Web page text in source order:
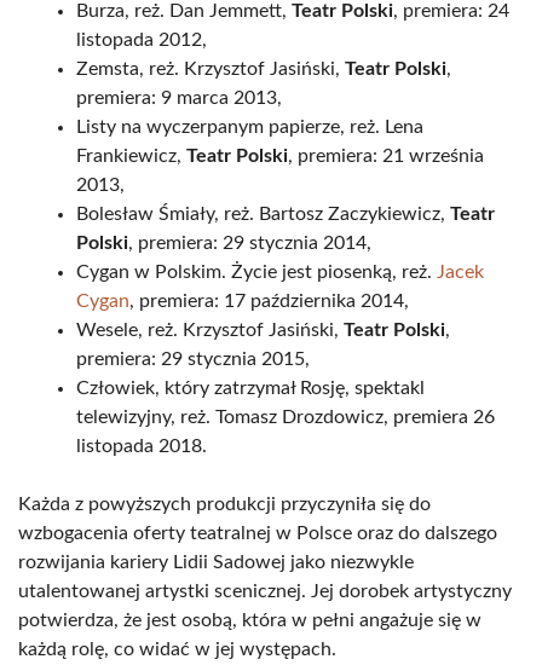
Burza, reż. Dan Jemmett, Teatr Polski, premiera: 24
listopada 2012,
Zemsta, reż. Krzysztof Jasiński, Teatr Polski,
premiera: 9 marca 2013,
Listy na wyczerpanym papierze, reż. Lena
Frankiewicz, Teatr Polski, premiera: 21 września
2013,
Bolesław Śmiały, reż. Bartosz Zaczykiewicz, Teatr
Polski, premiera: 29 stycznia 2014,
Cygan w Polskim. Życie jest piosenką, reż. Jacek
Cygan, premiera: 17 października 2014,
Wesele, reż. Krzysztof Jasiński, Teatr Polski,
premiera: 29 stycznia 2015,
Człowiek, który zatrzymał Rosję, spektakl
telewizyjny, reż. Tomasz Drozdowicz, premiera 26
listopada 2018.
Każda z powyższych produkcji przyczyniła się do
wzbogacenia oferty teatralnej w Polsce oraz do dalszego
rozwijania kariery Lidii Sadowej jako niezwykle
utalentowanej artystki scenicznej. Jej dorobek artystyczny
potwierdza, że jest osobą, która w pełni angażuje się w
każdą rolę, co widać w jej występach.